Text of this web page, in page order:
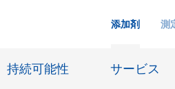
添加剤 測
持続可能性 サービス